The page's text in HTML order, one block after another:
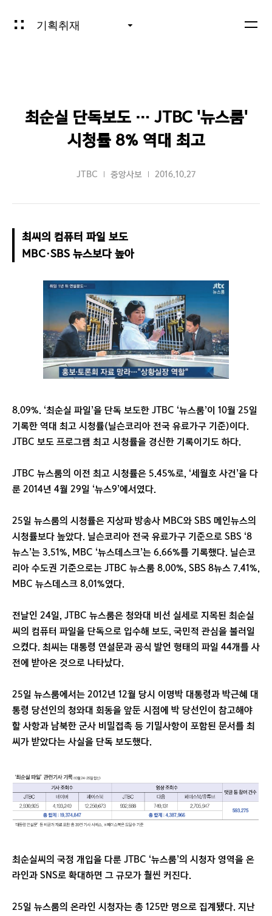
기획취재
최순실 단독보도 … JTBC '뉴스룸'
시청률 8% 역대 최고
JTBC 중앙사보 2016.10.27
최씨의 컴퓨터 파일 보도
MBC·SBS 뉴스보다 높아
8.09%. ‘최순실 파일’을 단독 보도한 JTBC ‘뉴스룸’이 10월 25일
기록한 역대 최고 시청률(닐슨코리아 전국 유료가구 기준)이다.
JTBC 보도 프로그램 최고 시청률을 경신한 기록이기도 하다.
JTBC 뉴스룸의 이전 최고 시청률은 5.45%로, ‘세월호 사건’을 다
룬 2014년 4월 29일 ‘뉴스9’에서였다.
25일 뉴스룸의 시청률은 지상파 방송사 MBC와 SBS 메인뉴스의
시청률보다 높았다. 닐슨코리아 전국 유료가구 기준으로 SBS ‘8
뉴스’는 3.51%, MBC ‘뉴스데스크’는 6.66%를 기록했다. 닐슨코
리아 수도권 기준으로는 JTBC 뉴스룸 8.00%, SBS 8뉴스 7.41%,
MBC 뉴스데스크 8.01%였다.
전날인 24일, JTBC 뉴스룸은 청와대 비선 실세로 지목된 최순실
씨의 컴퓨터 파일을 단독으로 입수해 보도, 국민적 관심을 불러일
으켰다. 최씨는 대통령 연설문과 공식 발언 형태의 파일 44개를 사
전에 받아온 것으로 나타났다.
25일 뉴스룸에서는 2012년 12월 당시 이명박 대통령과 박근혜 대
통령 당선인의 청와대 회동을 앞둔 시점에 박 당선인이 참고해야
할 사항과 남북한 군사 비밀접촉 등 기밀사항이 포함된 문서를 최
씨가 받았다는 사실을 단독 보도했다.
최순실씨의 국정 개입을 다룬 JTBC ‘뉴스룸’의 시청자 영역을 온
라인과 SNS로 확대하면 그 규모가 훨씬 커진다.
25일 뉴스룸의 온라인 시청자는 총 125만 명으로 집계됐다. 지난